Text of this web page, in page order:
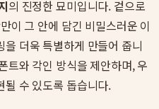
의 진정한 묘미입니다. 겉으로
이 그 안에 담긴 비밀스러운 이
더욱 특별하게 만들어 줍니
트와 각인 방식을 제안하며, 우
될 수 있도록 돕습니다.